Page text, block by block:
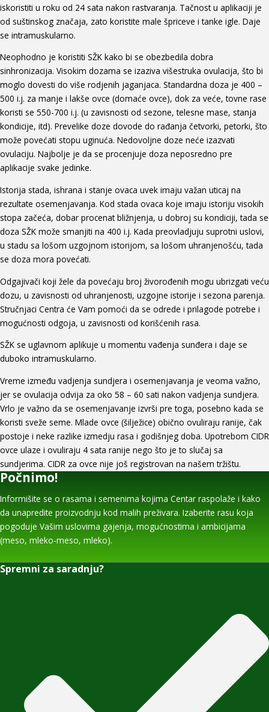
iskoristiti u roku od 24 sata nakon rastvaranja. Tačnost u aplikaciji je
od suštinskog značaja, zato koristite male špriceve i tanke igle. Daje
se intramuskularno.
Neophodno je koristiti SŽK kako bi se obezbedila dobra
sinhronizacija. Visokim dozama se izaziva višestruka ovulacija, što bi
moglo dovesti do više rodjenih jaganjaca. Standardna doza je 400 –
500 i.j. za manje i lakše ovce (domaće ovce), dok za veće, tovne rase
koristi se 550-700 i.j. (u zavisnosti od sezone, telesne mase, stanja
kondicije, itd). Prevelike doze dovode do rađanja četvorki, petorki, što
može povećati stopu uginuća. Nedovoljne doze neće izazvati
ovulaciju. Najbolje je da se procenjuje doza neposredno pre
aplikacije svake jedinke.
Istorija stada, ishrana i stanje ovaca uvek imaju važan uticaj na
rezultate osemenjavanja. Kod stada ovaca koje imaju istoriju visokih
stopa začeća, dobar procenat bližnjenja, u dobroj su kondiciji, tada se
doza SŽK može smanjiti na 400 i.j. Kada preovladjuju suprotni uslovi,
u stadu sa lošom uzgojnom istorijom, sa lošom uhranjenošću, tada
se doza mora povećati.
Odgajivači koji žele da povećaju broj živorođenih mogu ubrizgati veću
dozu, u zavisnosti od uhranjenosti, uzgojne istorije i sezona parenja.
Stručnjaci Centra će Vam pomoći da se odrede i prilagode potrebe i
mogućnosti odgoja, u zavisnosti od korišćenih rasa.
SŽK se uglavnom aplikuje u momentu vađenja sunđera i daje se
duboko intramuskularno.
Vreme između vadjenja sundjera i osemenjavanja je veoma važno,
jer se ovulacija odvija za oko 58 – 60 sati nakon vadjenja sundjera.
Vrlo je važno da se osemenjavanje izvrši pre toga, posebno kada se
koristi sveže seme. Mlade ovce (šilježice) obično ovuliraju ranije, čak
postoje i neke razlike izmedju rasa i godišnjeg doba. Upotrebom CIDR
ovce ulaze i ovuliraju 4 sata ranije nego što je to slučaj sa
sundjerima. CIDR za ovce nije još registrovan na našem tržištu.
Počnimo!
Informišite se o rasama i semenima kojima Centar raspolaže i kako
da unapredite proizvodnju kod malih preživara. Izaberite rasu koja
pogoduje Vašim uslovima gajenja, mogućnostima i ambicijama
(meso, mleko-meso, mleko).
Spremni za saradnju?